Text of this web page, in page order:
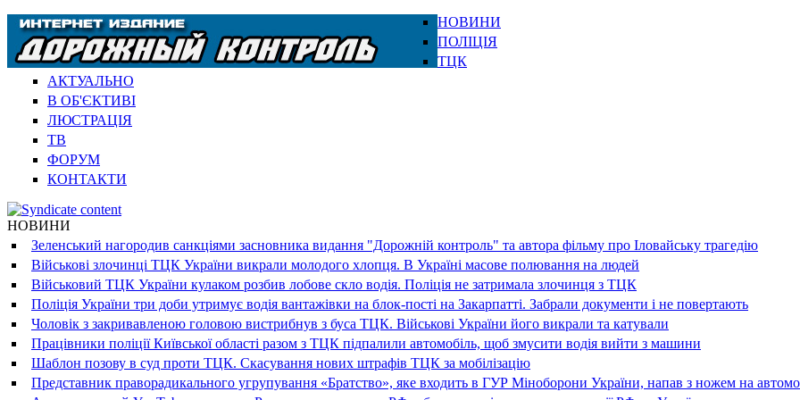
НОВИНИ
ПОЛІЦІЯ
ТЦК
АКТУАЛЬНО
В ОБ'ЄКТИВІ
ЛЮСТРАЦІЯ
ТВ
ФОРУМ
КОНТАКТИ
НОВИНИ
Зеленський нагородив санкціями засновника видання "Дорожній контроль" та автора фільму про Іловайську трагедію
Військові злочинці ТЦК України викрали молодого хлопця. В Україні масове полювання на людей
Військовий ТЦК України кулаком розбив лобове скло водія. Поліція не затримала злочинця з ТЦК
Поліція України три доби утримує водія вантажівки на блок-пості на Закарпатті. Забрали документи і не повертають
Чоловік з закривавленою головою вистрибнув з буса ТЦК. Військові України його викрали та катували
Працівники поліції Київської області разом з ТЦК підпалили автомобіль, щоб змусити водія вийти з машини
Шаблон позову в суд проти ТЦК. Скасування нових штрафів ТЦК за мобілізацію
Представник праворадикального угрупування «Братство», яке входить в ГУР Міноборони України, напав з ножем на